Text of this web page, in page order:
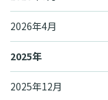
2026年4月
2025年
2025年12月